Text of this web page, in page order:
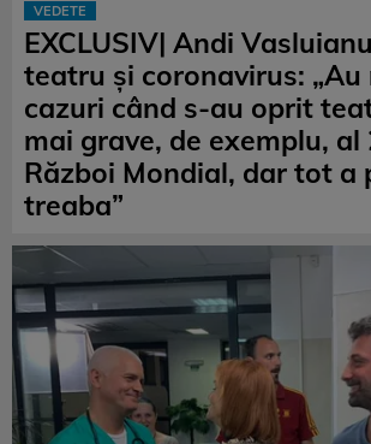
VEDETE
EXCLUSIV| Andi
teatru și coronavirus:
cazuri când s-au oprit
mai grave, de exemplu, al
Război Mondial, dar tot a
treaba”